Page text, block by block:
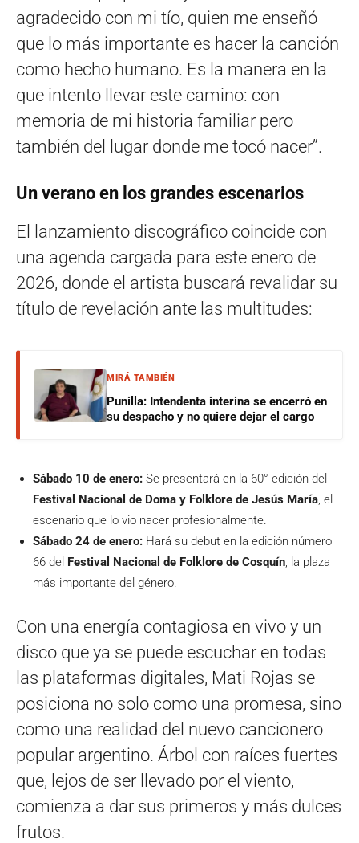
agradecido con mi tío, quien me enseñó
que lo más importante es hacer la canción
como hecho humano. Es la manera en la
que intento llevar este camino: con
memoria de mi historia familiar pero
también del lugar donde me tocó nacer”.
Un verano en los grandes escenarios
El lanzamiento discográfico coincide con
una agenda cargada para este enero de
2026, donde el artista buscará revalidar su
título de revelación ante las multitudes:
MIRÁ TAMBIÉN
Punilla: Intendenta interina se encerró en
su despacho y no quiere dejar el cargo
Sábado 10 de enero: Se presentará en la 60° edición del
Festival Nacional de Doma y Folklore de Jesús María, el
escenario que lo vio nacer profesionalmente.
Sábado 24 de enero: Hará su debut en la edición número
66 del Festival Nacional de Folklore de Cosquín, la plaza
más importante del género.
Con una energía contagiosa en vivo y un
disco que ya se puede escuchar en todas
las plataformas digitales, Mati Rojas se
posiciona no solo como una promesa, sino
como una realidad del nuevo cancionero
popular argentino. Árbol con raíces fuertes
que, lejos de ser llevado por el viento,
comienza a dar sus primeros y más dulces
frutos.